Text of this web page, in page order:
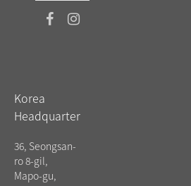
Korea
Headquarter
36, Seongsan-
ro 8-gil,
Mapo-gu,